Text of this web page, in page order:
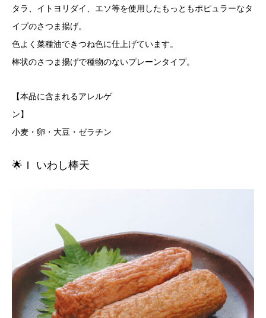
タラ、イトヨリダイ、エソ等を使用したもっともポピュラーなタ
イプのさつま揚げ。
色よく菜種油できつね色に仕上げています。
棒状のさつま揚げで種物のないプレーンタイプ。
【本品に含まれるアレルゲ
ン
小麦・卵・大豆・ゼラチン
🌟Ｉ いわし棒天